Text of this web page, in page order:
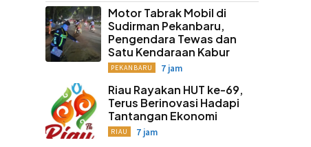
Motor Tabrak Mobil di
Sudirman Pekanbaru,
Pengendara Tewas dan
Satu Kendaraan Kabur
PEKANBARU 7 jam
Riau Rayakan HUT ke-69,
Terus Berinovasi Hadapi
Tantangan Ekonomi
RIAU 7 jam